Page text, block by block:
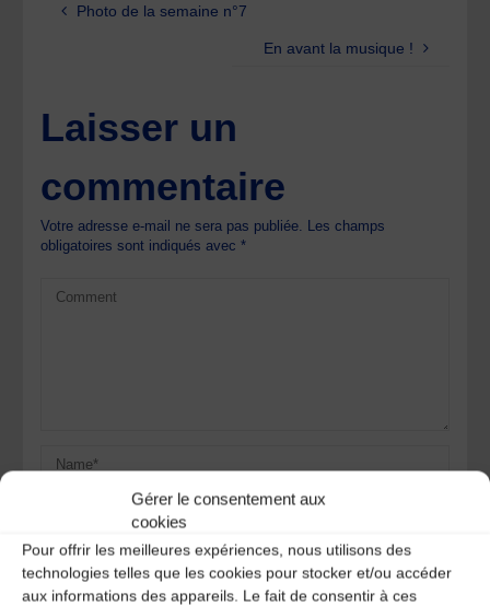
Gérer le consentement aux
cookies
Pour offrir les meilleures expériences, nous utilisons des
technologies telles que les cookies pour stocker et/ou accéder
aux informations des appareils. Le fait de consentir à ces
Photo de la semaine n°7
En avant la musique !
Laisser un
commentaire
Votre adresse e-mail ne sera pas publiée. Les champs
obligatoires sont indiqués avec*